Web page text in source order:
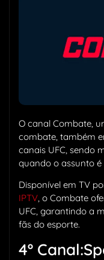
O canal Combate,
combate, também
canais UFC, sendo
quando o assunto é
Disponível em TV
IPTV, o Combate
UFC, garantindo a
fãs do esporte.
4º